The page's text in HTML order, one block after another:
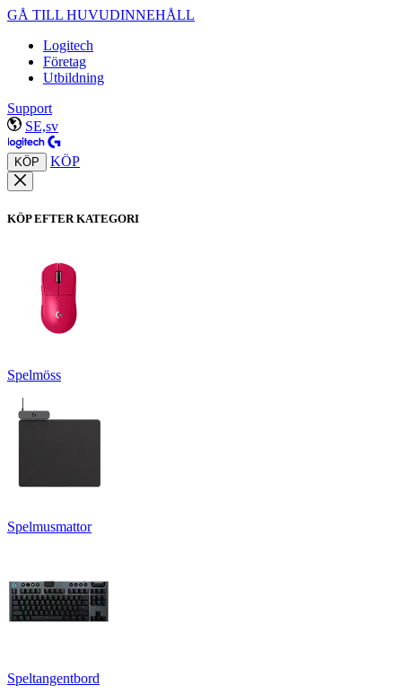
GÅ TILL HUVUDINNEHÅLL
Logitech
Företag
Utbildning
Support
SE,sv
KÖP KÖP
KÖP EFTER KATEGORI
Spelmöss
Spelmusmattor
Speltangentbord